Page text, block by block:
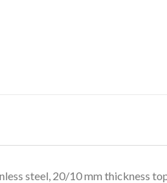
steel, 20/10 mm thickness